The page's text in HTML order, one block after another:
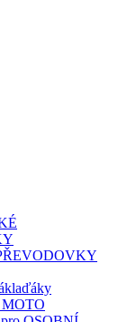
MOTO